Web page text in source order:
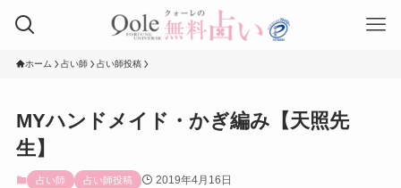
ホーム 占い師 占い師投稿
MYハンドメイド・かぎ編み【天照先
生】
占い師 占い師投稿 2019年4月16日